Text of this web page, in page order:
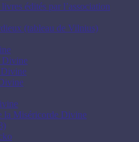
édités par l’association
(tableau de Vilnius)
Divine
Divine
la Miséricorde Divine